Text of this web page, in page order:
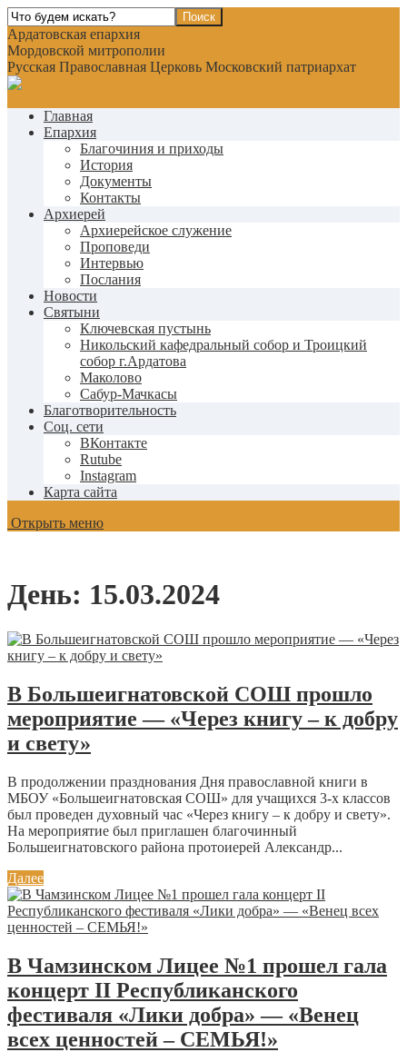
Ардатовская епархия
Мордовской митрополии
Русская Православная Церковь Московский патриархат
Главная
Епархия
Благочиния и приходы
История
Документы
Контакты
Архиерей
Архиерейское служение
Проповеди
Интервью
Послания
Новости
Святыни
Ключевская пустынь
Никольский кафедральный собор и Троицкий
собор г.Ардатова
Маколово
Сабур-Мачкасы
Благотворительность
Соц. сети
ВКонтакте
Rutube
Instagram
Карта сайта
Открыть меню
День: 15.03.2024
В Большеигнатовской СОШ прошло
мероприятие — «Через книгу – к добру
и свету»
В продолжении празднования Дня православной книги в
МБОУ «Большеигнатовская СОШ» для учащихся 3-х классов
был проведен духовный час «Через книгу – к добру и свету».
На мероприятие был приглашен благочинный
Большеигнатовского района протоиерей Александр...
Далее
В Чамзинском Лицее №1 прошел гала
концерт II Республиканского
фестиваля «Лики добра» — «Венец
всех ценностей – СЕМЬЯ!»